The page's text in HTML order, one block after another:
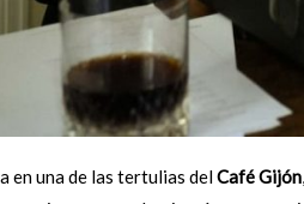
en una de las tertulias delCafé Gijón